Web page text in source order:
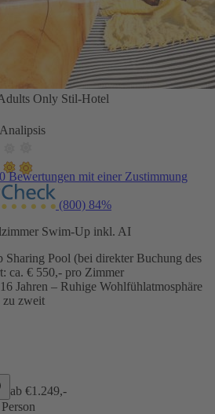
Only Stil-Hotel
Bewertungen mit einer Zustimmung
(800) 84%
Swim-Up inkl. AI
Pool (bei direkter Buchung des
ca. € 550,- pro Zimmer
Jahren – Ruhige Wohlfühlatmosphäre
zu zweit
ab €1.249,-